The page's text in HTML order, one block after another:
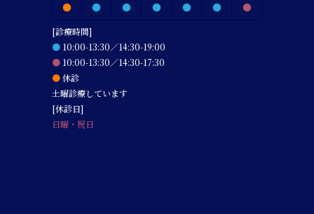
●
● ● ● ● ● ●
[診療時間]
● 10:00-13:30／14:30-19:00
● 10:00-13:30／14:30-17:30
●休診
土曜診療しています
[休診日]
日曜・祝日